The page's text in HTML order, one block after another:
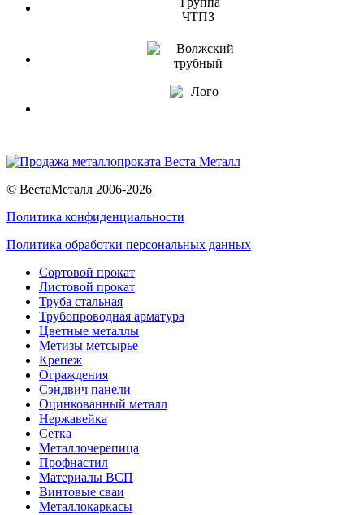
© ВестаМеталл 2006-2026
Политика конфиденциальности
Политика обработки персональных данных
Сортовой прокат
Листовой прокат
Труба стальная
Трубопроводная арматура
Цветные металлы
Метизы метсырье
Крепеж
Ограждения
Сэндвич панели
Оцинкованный металл
Нержавейка
Сетка
Металлочерепица
Профнастил
Материалы ВСП
Винтовые сваи
Металлокаркасы